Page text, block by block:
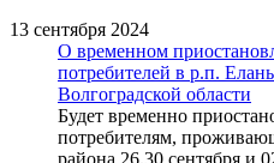
13 сентября 2024
О временном
потребителей в р.п.
Волгоградской области
Будет временно
потребителям,
района 26,30 сентября и